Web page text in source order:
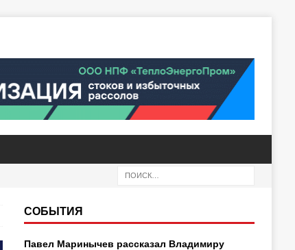
СОБЫТИЯ
Павел Маринычев рассказал Владимиру